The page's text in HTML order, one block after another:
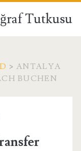
Tutkusu
> ANTALYA
BUCHEN